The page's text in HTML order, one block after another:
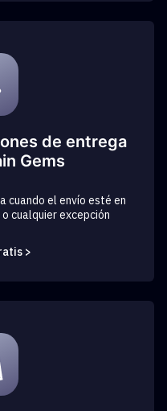
de entrega
Gems
cuando el envío esté en
cualquier excepción
>